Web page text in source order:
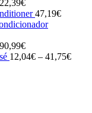
22,39€
47,19€
90,99€
12,04€ – 41,75€